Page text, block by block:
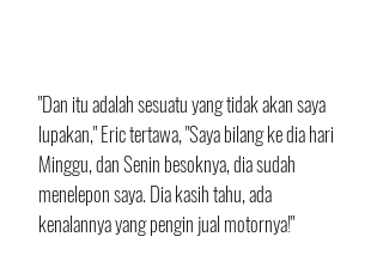
"Dan itu adalah sesuatu yang tidak akan saya
lupakan," Eric tertawa, "Saya bilang ke dia hari
Minggu, dan Senin besoknya, dia sudah
menelepon saya. Dia kasih tahu, ada
kenalannya yang pengin jual motornya!"